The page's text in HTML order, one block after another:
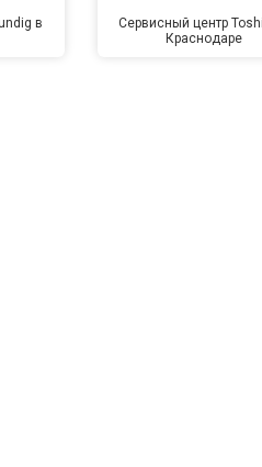
в
Сервисный центр
Краснодаре